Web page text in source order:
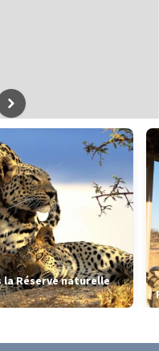
/ODbL - renduOSM France
Réserve naturelle